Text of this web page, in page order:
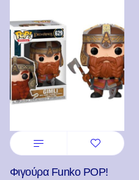
Φιγούρα Funko POP!